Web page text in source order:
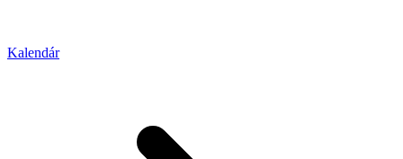
Kalendár